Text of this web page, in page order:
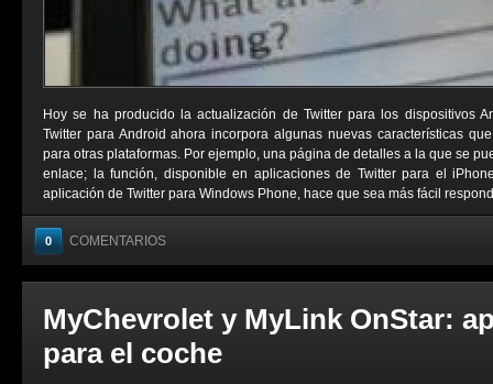
Hoy se ha producido la actualización de Twitter para los dispositivos
Twitter para Android ahora incorpora algunas nuevas características
para otras plataformas. Por ejemplo, una página de detalles a la que se
enlace; la función, disponible en aplicaciones de Twitter para el
aplicación de Twitter para Windows Phone, hace que sea más fácil
0 COMENTARIOS
MyChevrolet y MyLink OnStar:
para el coche